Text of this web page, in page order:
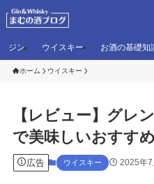
ジン ウイスキー お酒の基礎知
ホーム ウイスキー
【レビュー】グレ
で美味しいおすす
広告 ウイスキー 2025年7